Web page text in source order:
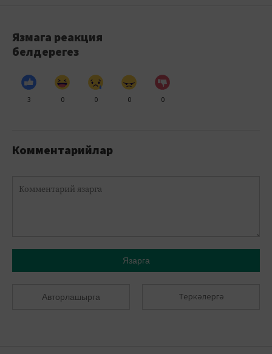
Язмага реакция
белдерегез
3 0 0 0 0
Комментарийлар
Язарга
Авторлашырга Теркәлергә